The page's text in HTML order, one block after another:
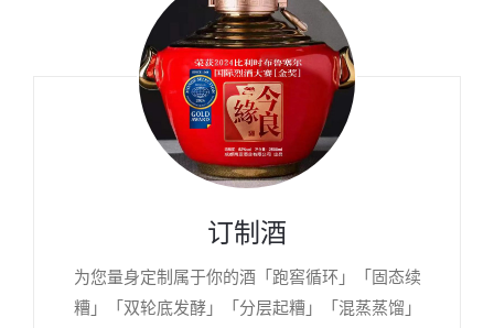
订制酒
为您量身定制属于你的酒「跑窖循环」「固态续
糟」「双轮底发酵」「分层起糟」「混蒸蒸馏」